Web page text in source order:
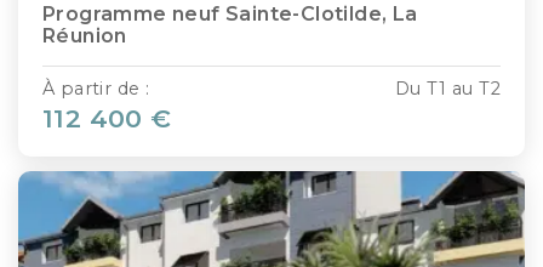
Programme neuf Sainte-Clotilde, La
Réunion
Du T1 au T2
À partir de :
112 400 €